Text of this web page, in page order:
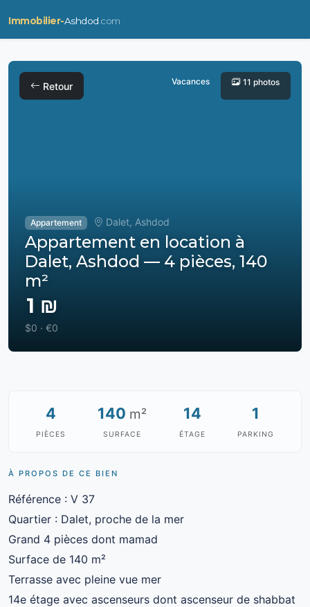
Immobilier-Ashdod .com
Retour Vacances 11 photos
Appartement Dalet, Ashdod
Appartement en location à
Dalet, Ashdod — 4 pièces, 140
m²
1 ₪
$0 · €0
4
PIÈCES
140 m²
SURFACE
14
ÉTAGE
1
PARKING
À PROPOS DE CE BIEN
Référence : V 37
Quartier : Dalet, proche de la mer
Grand 4 pièces dont mamad
Surface de 140 m²
Terrasse avec pleine vue mer
14e étage avec ascenseurs dont ascenseur de shabbat